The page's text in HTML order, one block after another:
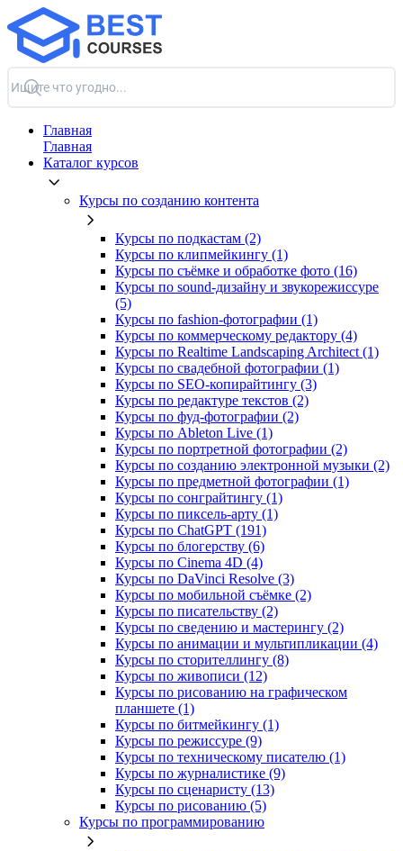
Главная
Главная
Каталог курсов
Курсы по созданию контента
Курсы по подкастам (2)
Курсы по клипмейкингу (1)
Курсы по съёмке и обработке фото (16)
Курсы по sound-дизайну и звукорежиссуре
(5)
Курсы по fashion-фотографии (1)
Курсы по коммерческому редактору (4)
Курсы по Realtime Landscaping Architect (1)
Курсы по свадебной фотографии (1)
Курсы по SEO-копирайтингу (3)
Курсы по редактуре текстов (2)
Курсы по фуд-фотографии (2)
Курсы по Ableton Live (1)
Курсы по портретной фотографии (2)
Курсы по созданию электронной музыки (2)
Курсы по предметной фотографии (1)
Курсы по сонграйтингу (1)
Курсы по пиксель-арту (1)
Курсы по ChatGPT (191)
Курсы по блогерству (6)
Курсы по Cinema 4D (4)
Курсы по DaVinci Resolve (3)
Курсы по мобильной съёмке (2)
Курсы по писательству (2)
Курсы по сведению и мастерингу (2)
Курсы по анимации и мультипликации (4)
Курсы по сторителлингу (8)
Курсы по живописи (12)
Курсы по рисованию на графическом
планшете (1)
Курсы по битмейкингу (1)
Курсы по режиссуре (9)
Курсы по техническому писателю (1)
Курсы по журналистике (9)
Курсы по сценаристу (13)
Курсы по рисованию (5)
Курсы по программированию